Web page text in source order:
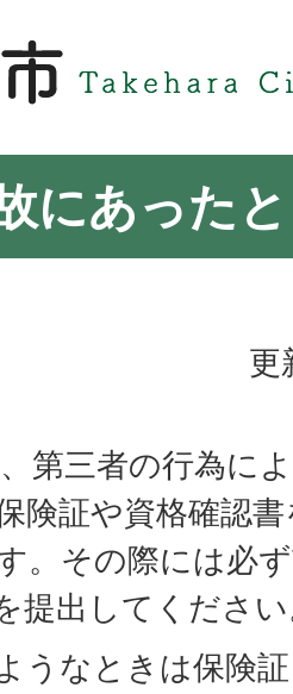
にあった
更
第三者の行為に
険証や資格確認
。その際には必
提出してくださ
うなときは保険